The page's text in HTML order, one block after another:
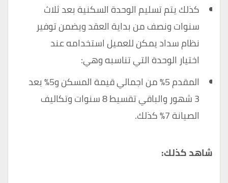
كذلك يتم تسليم الوحدة السكنية بعد ثلاث
سنوات ونصف من بداية العقد ويضمن توفير
نظام سداد يمكن للعميل استخدامه عند
اختيار الوحدة التي تناسبه وهي:
المقدم 5٪ من اجمالي قيمة المسكن و5٪ بعد
3 شهور والباقي تقسيط 8 سنوات وتكاليف
الصيانة 7٪ كذلك.
شاهد كذلك: